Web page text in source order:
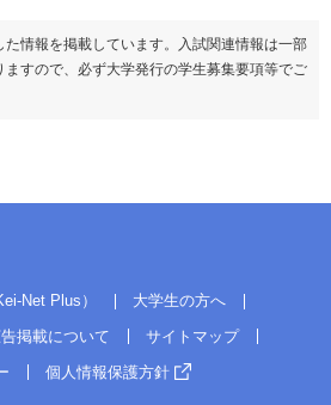
情報を掲載しています。入試関連情報は一部
すので、必ず大学発行の学生募集要項等でご
Net Plus）
大学生の方へ
掲載について
サイトマップ
個人情報保護方針